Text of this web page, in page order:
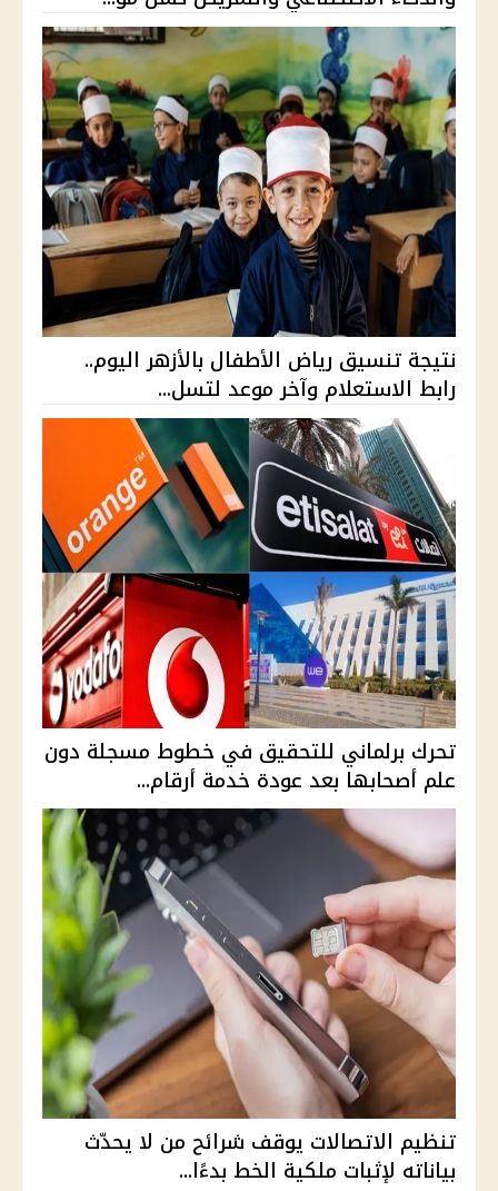
نتيجة تنسيق رياض الأطفال بالأزهر اليوم..
رابط الاستعلام وآخر موعد لتسل...
تحرك برلماني للتحقيق في خطوط مسجلة دون
علم أصحابها بعد عودة خدمة أرقام...
تنظيم الاتصالات يوقف شرائح من لا يحدّث
بياناته لإثبات ملكية الخط بدءًا...